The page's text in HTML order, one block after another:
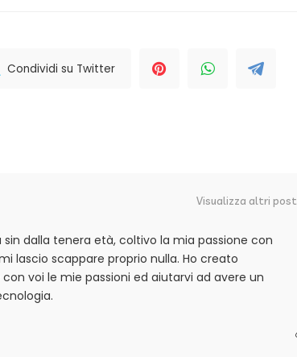
Condividi su Twitter
Visualizza altri post
dalla tenera età, coltivo la mia passione con
lascio scappare proprio nulla. Ho creato
voi le mie passioni ed aiutarvi ad avere un